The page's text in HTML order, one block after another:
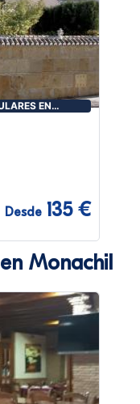
EN
Desde 135 €
Monachil